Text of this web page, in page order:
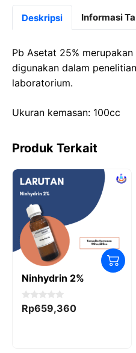
c
b
o
o
k
st
d
o
n
at
s
A
p
Deskripsi Informasi
Pb Asetat 25%
digunakan dalam
laboratorium.
Ukuran kemasan: 100cc
Produk Terkait
Ninhydrin 2%
0
o
Rp659,360